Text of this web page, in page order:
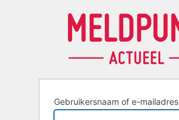
Gebruikersnaam of e-mailadres